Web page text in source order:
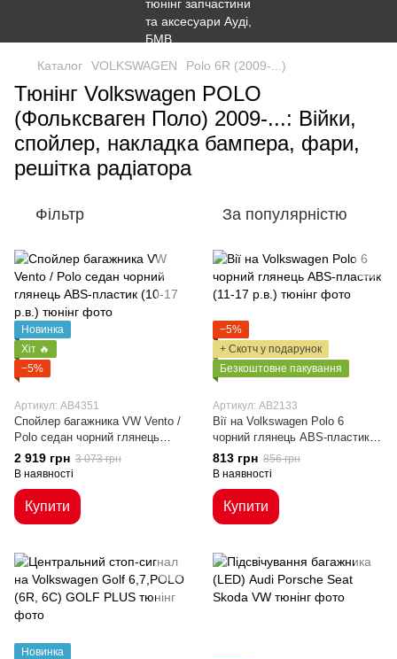
Каталог VOLKSWAGEN Polo 6R (2009-...)
Тюнінг Volkswagen POLO
(Фольксваген Поло) 2009-...: Війки,
спойлер, накладка бампера, фари,
решітка радіатора
Фільтр За популярністю
Новинка
Хіт 🔥
−5%
Артикул: AB4351
Спойлер багажника VW Vento /
Polo седан чорний глянець
ABS-пластик (10-17 р.в.)
2 919 грн 3 073 грн
В наявності
Купити
−5%
+ Скотч у подарунок
Безкоштовне пакування
Артикул: AB2133
Вії на Volkswagen Polo 6
чорний глянець ABS-пластик
(11-17 р.в.)
813 грн 856 грн
В наявності
Купити
Новинка